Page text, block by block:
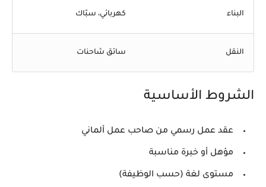
البناء كهربائي، سبّاك
النقل سائق شاحنات
الشروط الأساسية
عقد عمل رسمي من صاحب عمل ألماني
مؤهل أو خبرة مناسبة
مستوى لغة (حسب الوظيفة)